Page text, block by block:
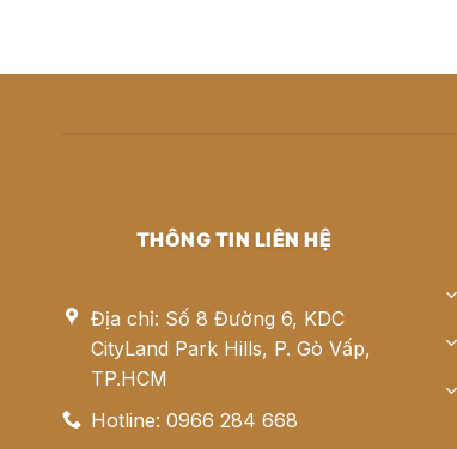
THÔNG TIN LIÊN HỆ
Địa chỉ: Số 8 Đường 6, KDC
CityLand Park Hills, P. Gò Vấp,
TP.HCM
Hotline: 0966 284 668